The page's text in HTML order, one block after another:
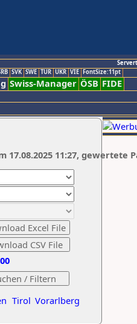
SVK SWE TUR UKR VIE FontSize:11pt
Swiss-Manager ÖSB FIDE
Tirol Vorarlberg
17.08.2025 11:27, gewertete